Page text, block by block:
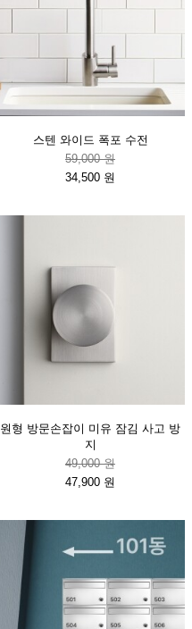
스텐 와이드 폭포 수전
59,000 원
34,500 원
원형 방문손잡이 미유 잠김 사고 방
지
49,000 원
47,900 원